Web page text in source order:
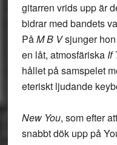
gitarren vrids upp är
bidrar med bandets
PåM B Vsjunger hon
en låt, atmosfäriska If
hållet på samspelet
eteriskt ljudande
New You, som efter
snabbt dök upp på